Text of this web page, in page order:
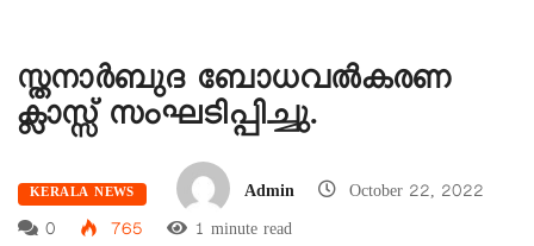
സ്തനാർബുദ ബോധവൽകരണ
ക്ലാസ്സ് സംഘടിപ്പിച്ചു.
KERALA NEWS Admin
October 22, 2022
0
765 1 minute read